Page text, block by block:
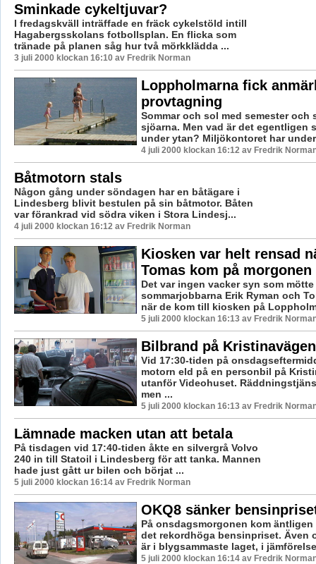
Sminkade cykeltjuvar?
I fredagskväll inträffade en fräck cykelstöld intill
Hagabergsskolans fotbollsplan. En flicka som
tränade på planen såg hur två mörkklädda ...
3 juli 2000 klockan 16:10 av Fredrik Norman
Loppholmarna fick
provtagning
Sommar och sol med semester och
sjöarna. Men vad är det egentligen
under ytan? Miljökontoret har
4 juli 2000 klockan 16:12 av Fredrik
Båtmotorn stals
Någon gång under söndagen har en båtägare i
Lindesberg blivit bestulen på sin båtmotor. Båten
var förankrad vid södra viken i Stora Lindesj...
4 juli 2000 klockan 16:12 av Fredrik Norman
Kiosken var helt rensad
Tomas kom på morgonen
Det var ingen vacker syn som mötte
sommarjobbarna Erik Ryman och
när de kom till kiosken på
5 juli 2000 klockan 16:13 av Fredrik
Bilbrand på Kristinavägen
Vid 17:30-tiden på
motorn eld på en personbil på
utanför Videohuset.
men ...
5 juli 2000 klockan 16:13 av Fredrik
Lämnade macken utan att betala
På tisdagen vid 17:40-tiden åkte en silvergrå Volvo
240 in till Statoil i Lindesberg för att tanka. Mannen
hade just gått ur bilen och börjat ...
5 juli 2000 klockan 16:14 av Fredrik Norman
OKQ8 sänker
På onsdagsmorgonen kom
det rekordhöga bensinpriset. Även
är i blygsammaste laget, i
5 juli 2000 klockan 16:14 av Fredrik